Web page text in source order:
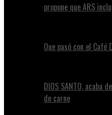
propone que ARS
Que pasó con el Café
DIOS SANTO, acaba
de carne